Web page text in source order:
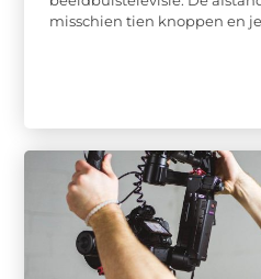
misschien tien knoppen en